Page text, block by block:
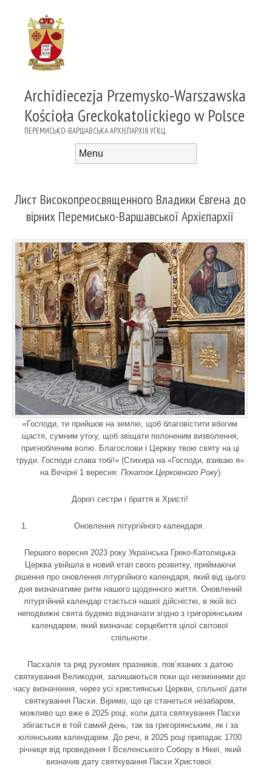
Archidiecezja Przemysko-Warszawska
Kościoła Greckokatolickiego w Polsce
ПЕРЕМИСЬКО-ВАРШАВСЬКА АРХІЄПАРХІЯ УГКЦ
Лист Високопреосвященного Владики Євгена до
вірних Перемисько-Варшавської Архієпархії
«Господи, ти прийшов на землю, щоб благовістити вбогим
щастя, сумним утіху, щоб звіщати полоненим визволення,
пригнобленим волю. Благослови і Церкву твою святу на ці
труди. Господи слава тобі!» (Стихира на «Господи, взиваю я»
на Вечірні 1 вересня: Початок Церковного Року)
Дорогі сестри і браття в Христі!
Оновлення літургійного календаря.
Першого вересня 2023 року Українська Греко-Католицька
Церква увійшла в новий етап свого розвитку, приймаючи
рішення про оновлення літургійного календаря, який від цього
дня визначатиме ритм нашого щоденного життя. Оновлений
літургійний календар стається нашої дійсністю, в якій всі
неподвижні свята будемо відзначати згідно з григоріянським
календарем, який визначає серцебиття цілої світової
спільноти.
Пасхалія та ряд рухомих празників, пов’язаних з датою
святкування Великодня, залишаються поки що незмінними до
часу визначення, через усі християнські Церкви, спільної дати
святкування Пасхи. Віримо, що це станеться незабаром,
можливо що вже в 2025 році, коли дата святкування Пасхи
збігається в той самий день, так за григоріянським, як і за
юліянським календарем. До речі, в 2025 році припадає 1700
річниця від проведення І Вселенського Собору в Нікеї, який
визначив дату святкування Пасхи Христової.